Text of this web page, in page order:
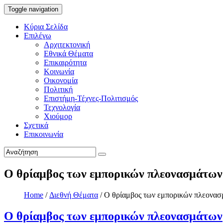
Toggle navigation
Κύρια Σελίδα
Επιλέγω
Αρχιτεκτονική
Εθνικά Θέματα
Επικαιρότητα
Κοινωνία
Οικονομία
Πολιτική
Επιστήμη-Τέχνες-Πολιτισμός
Τεχνολογία
Χιούμορ
Σχετικά
Επικοινωνία
Ο θρίαμβος των εμπορικών πλεονασμάτων
Home / Διεθνή Θέματα / Ο θρίαμβος των εμπορικών
Ο θρίαμβος των εμπορικών πλεονασμάτων